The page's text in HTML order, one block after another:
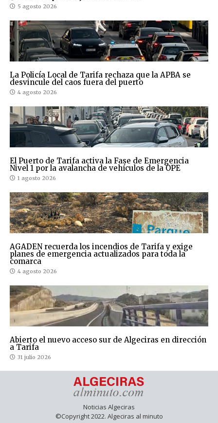
5 agosto 2026
La Policía Local de Tarifa rechaza que la APBA se
desvincule del caos fuera del puerto
4 agosto 2026
El Puerto de Tarifa activa la Fase de Emergencia
Nivel 1 por la avalancha de vehículos de la OPE
1 agosto 2026
AGADEN recuerda los incendios de Tarifa y exige
planes de emergencia actualizados para toda la
comarca
4 agosto 2026
Abierto el nuevo acceso sur de Algeciras en dirección
a Tarifa
31 julio 2026
Noticias Algeciras
©Copyright 2022. Algeciras al minuto